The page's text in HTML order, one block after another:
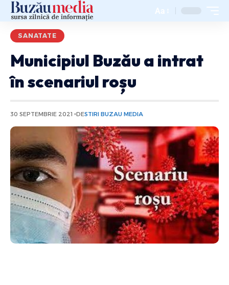
Aa
SANATATE
Municipiul Buzău a intrat
în scenariul roșu
30 SEPTEMBRIE 2021 DESTIRI BUZAU MEDIA